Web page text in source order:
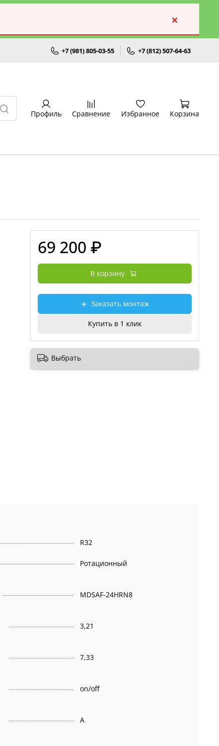
×
+7 (981) 805-03-55 +7 (812) 507-64-63
Профиль Сравнение Избранное Корзина
69 200 ₽
В корзину
✈️ Заказать монтаж
Купить в 1 клик
Выбрать
R32
Ротационный
MDSAF-24HRN8
3,21
7,33
on/off
A